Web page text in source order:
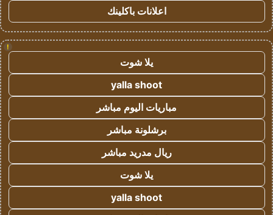
اعلانات باكلينك
!
يلا شوت
yalla shoot
مباريات اليوم مباشر
برشلونة مباشر
ريال مدريد مباشر
يلا شوت
yalla shoot